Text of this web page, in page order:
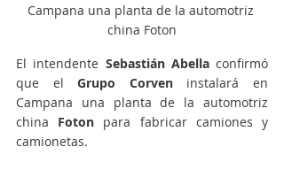
Campana una planta de la automotriz
china Foton
El intendente Sebastián Abella confirmó
que el Grupo Corven instalará en
Campana una planta de la automotriz
china Foton para fabricar camiones y
camionetas.